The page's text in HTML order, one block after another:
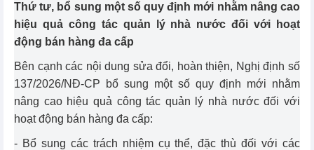
Thứ tư, bổ sung một số quy định mới nhằm nâng cao
hiệu quả công tác quản lý nhà nước đối với hoạt
động bán hàng đa cấp
Bên cạnh các nội dung sửa đổi, hoàn thiện, Nghị định số
137/2026/NĐ-CP bổ sung một số quy định mới nhằm
nâng cao hiệu quả công tác quản lý nhà nước đối với
hoạt động bán hàng đa cấp:
- Bổ sung các trách nhiệm cụ thể, đặc thù đối với các